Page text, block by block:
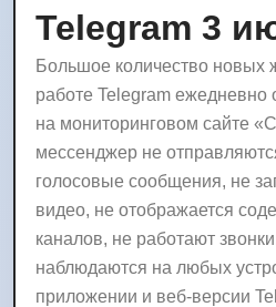
Telegram 3
Большое количество новых
работе Telegram ежедневно
на мониторинговом сайте
мессенджер не
голосовые сообщения, не
видео, не отображается
каналов, не работают
наблюдаются на любых
приложении и веб-версии